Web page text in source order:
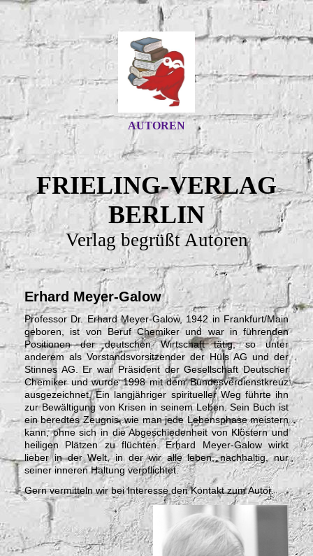
AUTOREN
FRIELING-VERLAG
BERLIN
Verlag begrüßt Autoren
Erhard Meyer-Galow
Professor Dr. Erhard Meyer-Galow, 1942 in Frankfurt/Main
geboren, ist von Beruf Chemiker und war in führenden
Positionen der deutschen Wirtschaft tätig, so unter
anderem als Vorstandsvorsitzender der Hüls AG und der
Stinnes AG. Er war Präsident der Gesellschaft Deutscher
Chemiker und wurde 1998 mit dem Bundesverdienstkreuz
ausgezeichnet. Ein langjähriger spiritueller Weg führte ihn
zur Bewältigung von Krisen in seinem Leben. Sein Buch ist
ein beredtes Zeugnis, wie man jede Lebensphase meistern
kann, ohne sich in die Abgeschiedenheit von Klöstern und
heiligen Plätzen zu flüchten. Erhard Meyer-Galow wirkt
lieber in der Welt, in der wir alle leben, nachhaltig, nur
seiner inneren Haltung verpflichtet.
Gern vermitteln wir bei Interesse den Kontakt zum Autor.